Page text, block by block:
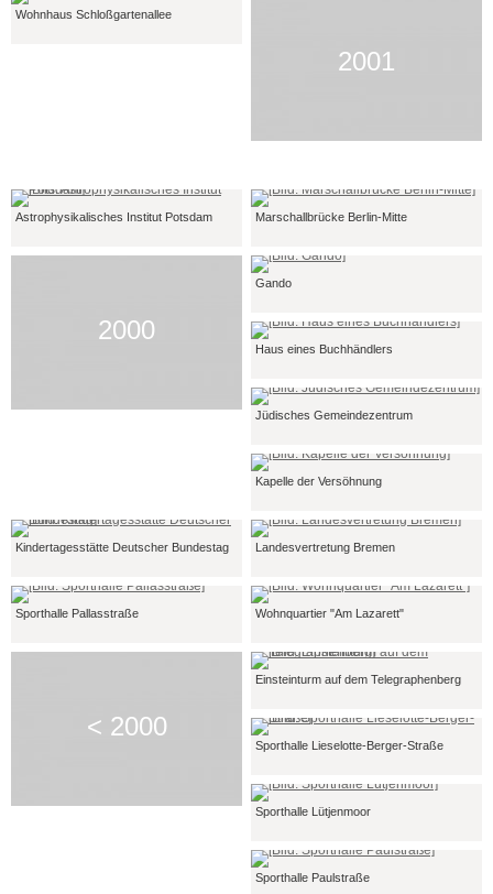
Wohnhaus Schloßgartenallee
2001
Astrophysikalisches Institut Potsdam Marschallbrücke Berlin-Mitte
2000
Gando
Haus eines Buchhändlers
Jüdisches Gemeindezentrum
Kapelle der Versöhnung
Kindertagesstätte Deutscher Bundestag Landesvertretung Bremen
Sporthalle Pallasstraße Wohnquartier "Am Lazarett"
< 2000
Einsteinturm auf dem Telegraphenberg
Sporthalle Lieselotte-Berger-Straße
Sporthalle Lütjenmoor
Sporthalle Paulstraße